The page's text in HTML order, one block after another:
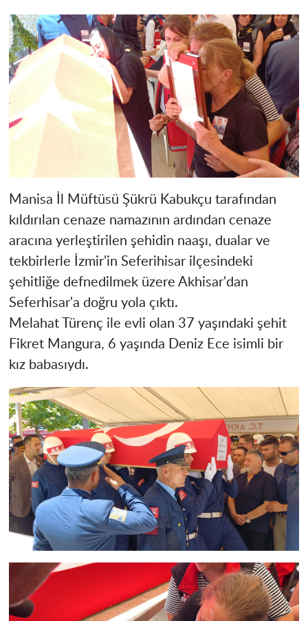
Manisa İl Müftüsü Şükrü Kabukçu tarafından
kıldırılan cenaze namazının ardından cenaze
aracına yerleştirilen şehidin naaşı, dualar ve
tekbirlerle İzmir'in Seferihisar ilçesindeki
şehitliğe defnedilmek üzere Akhisar'dan
Seferhisar'a doğru yola çıktı.
Melahat Türenç ile evli olan 37 yaşındaki şehit
Fikret Mangura, 6 yaşında Deniz Ece isimli bir
kız babasıydı.